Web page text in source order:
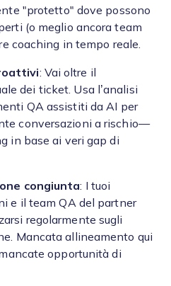
"protetto" dove possono
(o meglio ancora team
coaching in tempo reale.
: Vai oltre il
dei ticket. Usa l’analisi
QA assistiti da AI per
conversazioni a rischio—
in base ai veri gap di
congiunta: I tuoi
e il team QA del partner
regolarmente sugli
Mancata allineamento qui
opportunità di